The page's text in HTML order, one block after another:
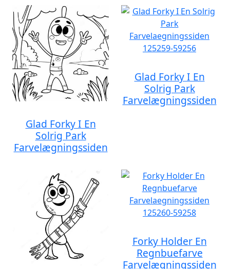
Glad Forky I En
Solrig Park
Farvelægningssiden
Glad Forky I En
Solrig Park
Farvelægningssiden
Forky Holder En
Regnbuefarve
Farvelægningssiden